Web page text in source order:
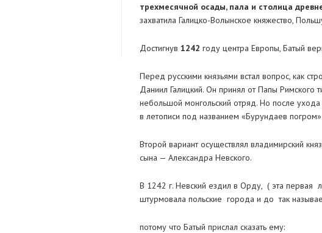
трехмесячной осады, пала и столица
захватила Галицко-Волынское княжество,
Достигнув 1242 году центра Европы, Батый
Перед русскими князьями встал вопрос, как
Даниил Галицкий. Он принял от Папы Римского
небольшой монгольский отряд. Но после
в летописи под названием «Бурундаев
Второй вариант осуществлял владимирский
сына — Александра Невского.
В 1242 г. Невский ездил в Орду, ( эта первая
штурмовала польские города и до так
потому что Батый прислал сказать ему: